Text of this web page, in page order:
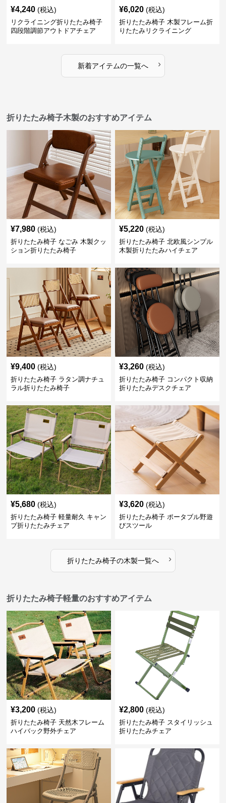
¥4,240 (税込)
リクライニング折りたたみ椅子
四段階調節アウトドアチェア
¥6,020 (税込)
折りたたみ椅子 木製フレーム折
りたたみリクライニング
新着アイテムの一覧へ ›
折りたたみ椅子木製のおすすめアイテム
¥7,980 (税込)
折りたたみ椅子 なごみ 木製クッ
ション折りたたみ椅子
¥5,220 (税込)
折りたたみ椅子 北欧風シンプル
木製折りたたみハイチェア
¥9,400 (税込)
折りたたみ椅子 ラタン調ナチュ
ラル折りたたみ椅子
¥3,260 (税込)
折りたたみ椅子 コンパクト収納
折りたたみデスクチェア
¥5,680 (税込)
折りたたみ椅子 軽量耐久 キャン
プ折りたたみチェア
¥3,620 (税込)
折りたたみ椅子 ポータブル野遊
びスツール
折りたたみ椅子の木製一覧へ ›
折りたたみ椅子軽量のおすすめアイテム
¥3,200 (税込)
折りたたみ椅子 天然木フレーム
ハイバック野外チェア
¥2,800 (税込)
折りたたみ椅子 スタイリッシュ
折りたたみチェア